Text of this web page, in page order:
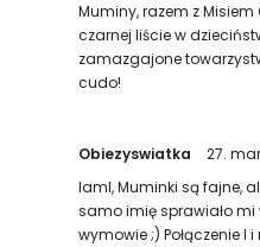
Muminy, razem z
czarnej liście w
zamazgajone
cudo!
Obiezyswiatka
27.
IamI, Muminki są fajne,
samo imię sprawiało
wymowie ;) Połączenie l